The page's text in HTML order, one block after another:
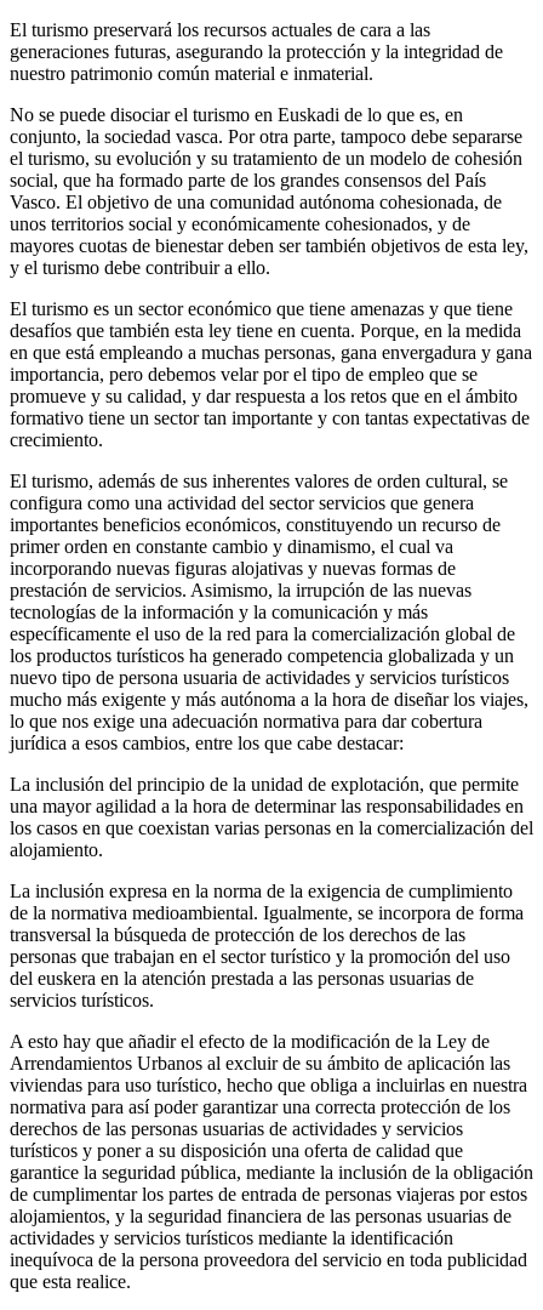
El turismo preservará los recursos actuales de cara a las
generaciones futuras, asegurando la protección y la integridad de
nuestro patrimonio común material e inmaterial.
No se puede disociar el turismo en Euskadi de lo que es, en
conjunto, la sociedad vasca. Por otra parte, tampoco debe separarse
el turismo, su evolución y su tratamiento de un modelo de cohesión
social, que ha formado parte de los grandes consensos del País
Vasco. El objetivo de una comunidad autónoma cohesionada, de
unos territorios social y económicamente cohesionados, y de
mayores cuotas de bienestar deben ser también objetivos de esta ley,
y el turismo debe contribuir a ello.
El turismo es un sector económico que tiene amenazas y que tiene
desafíos que también esta ley tiene en cuenta. Porque, en la medida
en que está empleando a muchas personas, gana envergadura y gana
importancia, pero debemos velar por el tipo de empleo que se
promueve y su calidad, y dar respuesta a los retos que en el ámbito
formativo tiene un sector tan importante y con tantas expectativas de
crecimiento.
El turismo, además de sus inherentes valores de orden cultural, se
configura como una actividad del sector servicios que genera
importantes beneficios económicos, constituyendo un recurso de
primer orden en constante cambio y dinamismo, el cual va
incorporando nuevas figuras alojativas y nuevas formas de
prestación de servicios. Asimismo, la irrupción de las nuevas
tecnologías de la información y la comunicación y más
específicamente el uso de la red para la comercialización global de
los productos turísticos ha generado competencia globalizada y un
nuevo tipo de persona usuaria de actividades y servicios turísticos
mucho más exigente y más autónoma a la hora de diseñar los viajes,
lo que nos exige una adecuación normativa para dar cobertura
jurídica a esos cambios, entre los que cabe destacar:
La inclusión del principio de la unidad de explotación, que permite
una mayor agilidad a la hora de determinar las responsabilidades en
los casos en que coexistan varias personas en la comercialización del
alojamiento.
La inclusión expresa en la norma de la exigencia de cumplimiento
de la normativa medioambiental. Igualmente, se incorpora de forma
transversal la búsqueda de protección de los derechos de las
personas que trabajan en el sector turístico y la promoción del uso
del euskera en la atención prestada a las personas usuarias de
servicios turísticos.
A esto hay que añadir el efecto de la modificación de la Ley de
Arrendamientos Urbanos al excluir de su ámbito de aplicación las
viviendas para uso turístico, hecho que obliga a incluirlas en nuestra
normativa para así poder garantizar una correcta protección de los
derechos de las personas usuarias de actividades y servicios
turísticos y poner a su disposición una oferta de calidad que
garantice la seguridad pública, mediante la inclusión de la obligación
de cumplimentar los partes de entrada de personas viajeras por estos
alojamientos, y la seguridad financiera de las personas usuarias de
actividades y servicios turísticos mediante la identificación
inequívoca de la persona proveedora del servicio en toda publicidad
que esta realice.